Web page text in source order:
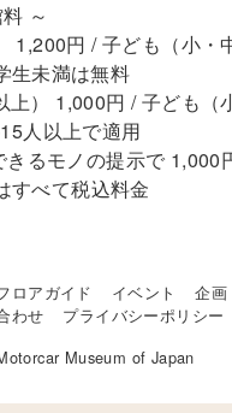
～
1,200円 / 子ども（小・
生未満は無料
上） 1,000円 / 子ども（
人以上で適用
るモノの提示で 1,000
すべて税込料金
ロアガイド イベント
企画
わせ
プライバシーポリシー
Museum of Japan